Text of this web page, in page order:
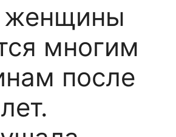
женщины
многим
после